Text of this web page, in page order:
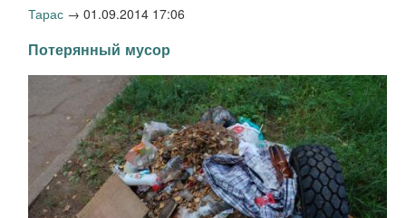
Тарас → 01.09.2014 17:06
Потерянный мусор